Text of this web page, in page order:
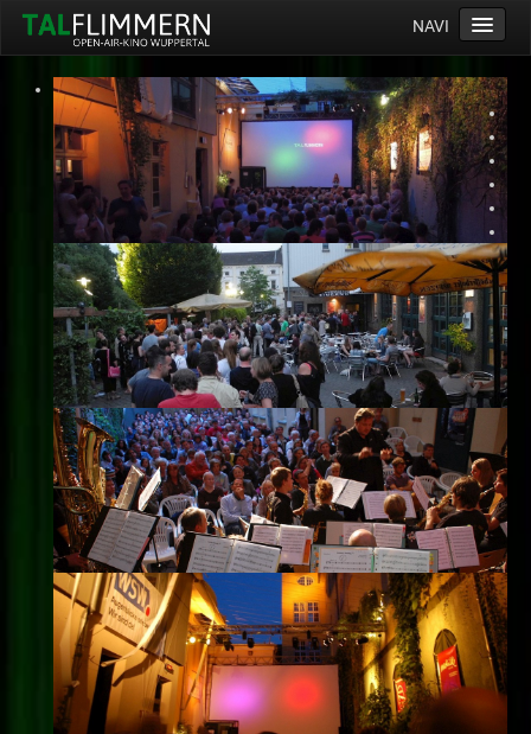
NAVI
Home
Programm
Service
Ticketinfos
Ort
Anreise
Wetter
Kinogutschein
Konzept
Archiv
Kontakt
Impressum
Datenschutz